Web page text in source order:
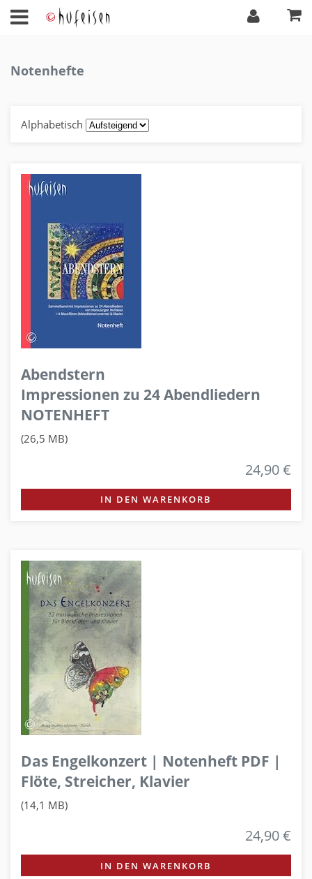
Notenhefte
Alphabetisch
Abendstern
Impressionen zu 24 Abendliedern
NOTENHEFT
(26,5 MB)
24,90 €
IN DEN WARENKORB
Das Engelkonzert | Notenheft PDF |
Flöte, Streicher, Klavier
(14,1 MB)
24,90 €
IN DEN WARENKORB